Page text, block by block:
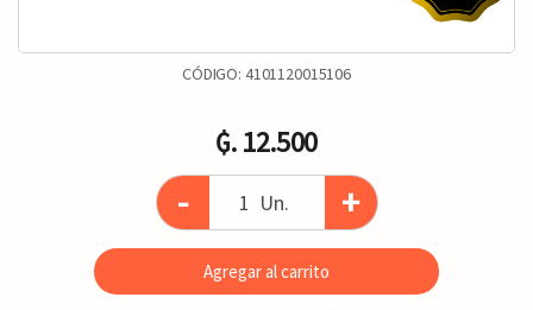
CÓDIGO: 4101120015106
₲. 12.500
- Un. +
Agregar al carrito